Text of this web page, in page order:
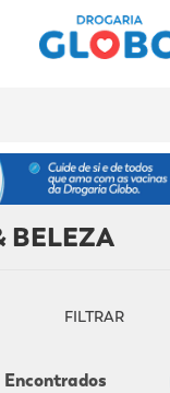
MAIS BUSCADOS
dove
BELEZA
FILTRAR